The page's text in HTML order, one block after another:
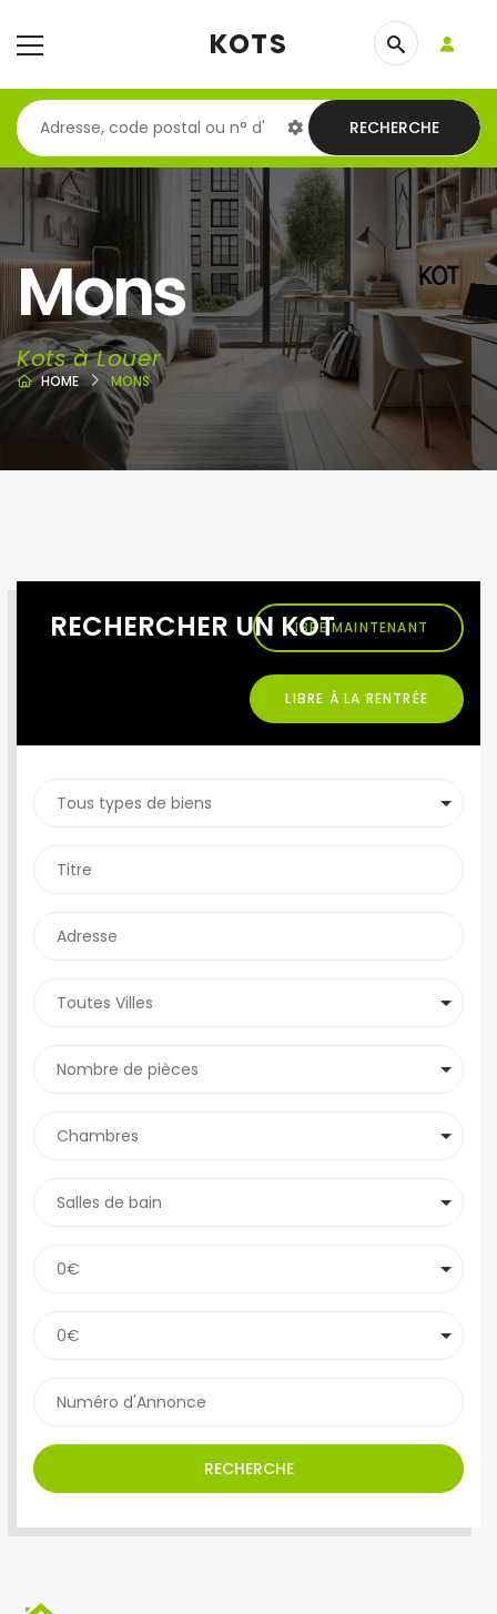
KOTS
RECHERCHE
Mons
Kots à Louer
HOME MONS
RECHERCHER UN KOTLIBRE MAINTENANT
LIBRE À LA RENTRÉE
RECHERCHE